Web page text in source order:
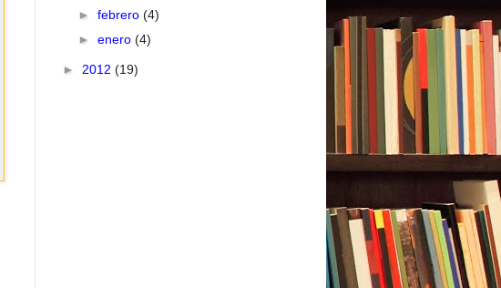
► febrero (4)
► enero (4)
► 2012 (19)